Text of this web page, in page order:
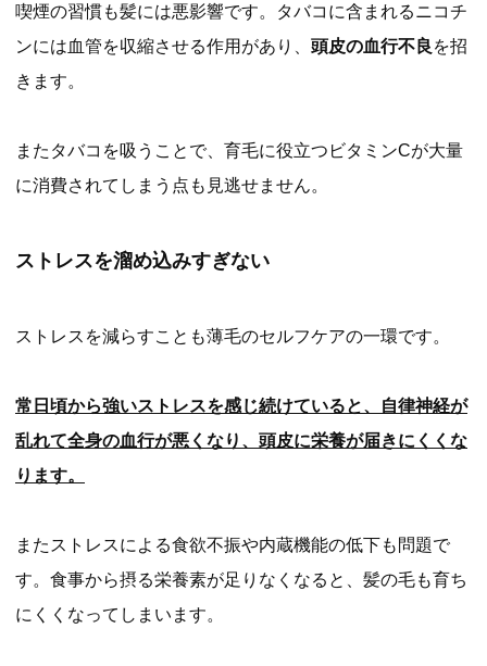
喫煙の習慣も髪には悪影響です。タバコに含まれるニコチ
ンには血管を収縮させる作用があり、 頭皮の血行不良 を招
きます。
またタバコを吸うことで、育毛に役立つビタミンCが大量
に消費されてしまう点も見逃せません。
ストレスを溜め込みすぎない
ストレスを減らすことも薄毛のセルフケアの一環です。
常日頃から強いストレスを感じ続けていると、自律神経が
乱れて全身の血行が悪くなり、頭皮に栄養が届きにくくな
ります。
またストレスによる食欲不振や内蔵機能の低下も問題で
す。食事から摂る栄養素が足りなくなると、髪の毛も育ち
にくくなってしまいます。